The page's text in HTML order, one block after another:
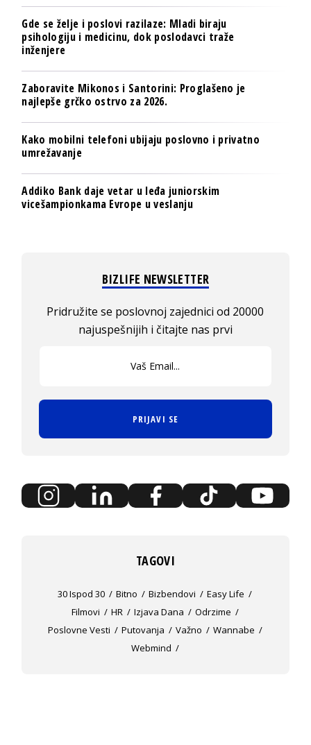
Gde se želje i poslovi razilaze: Mladi biraju
psihologiju i medicinu, dok poslodavci traže
inženjere
Zaboravite Mikonos i Santorini: Proglašeno je
najlepše grčko ostrvo za 2026.
Kako mobilni telefoni ubijaju poslovno i privatno
umrežavanje
Addiko Bank daje vetar u leđa juniorskim
vicešampionkama Evrope u veslanju
BIZLIFE NEWSLETTER
Pridružite se poslovnoj zajednici od 20000
najuspešnijih i čitajte nas prvi
PRIJAVI SE
TAGOVI
30 Ispod 30 Bitno Bizbendovi
Easy Life
Filmovi
HR Izjava Dana
Odrzime
Poslovne Vesti
Putovanja Važno
Wannabe
Webmind